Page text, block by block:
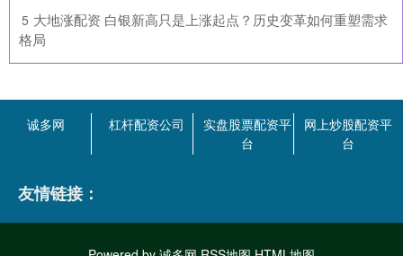
5 ​大地涨配资 白银新高只是上涨起点？历史变革如何重塑需求
格局
诚多网 杠杆配资公司
实盘股票配资平
台
网上炒股配资平
台
友情链接：